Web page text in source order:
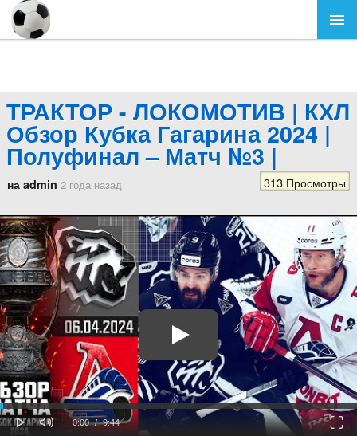
ТРАКТОР - ЛОКОМОТИВ | КХЛ
Обзор Кубка Гагарина 2024 |
Полуфинал – Матч №3 |
на admin 2 года назад 313 Просмотры
Play Mute
Current
0:00 / Duration
9:44